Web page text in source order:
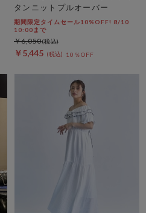
タンニットプルオーバー
期間限定タイムセール10%OFF! 8/10
10:00まで
￥5,445 10％OFF
￥6,050